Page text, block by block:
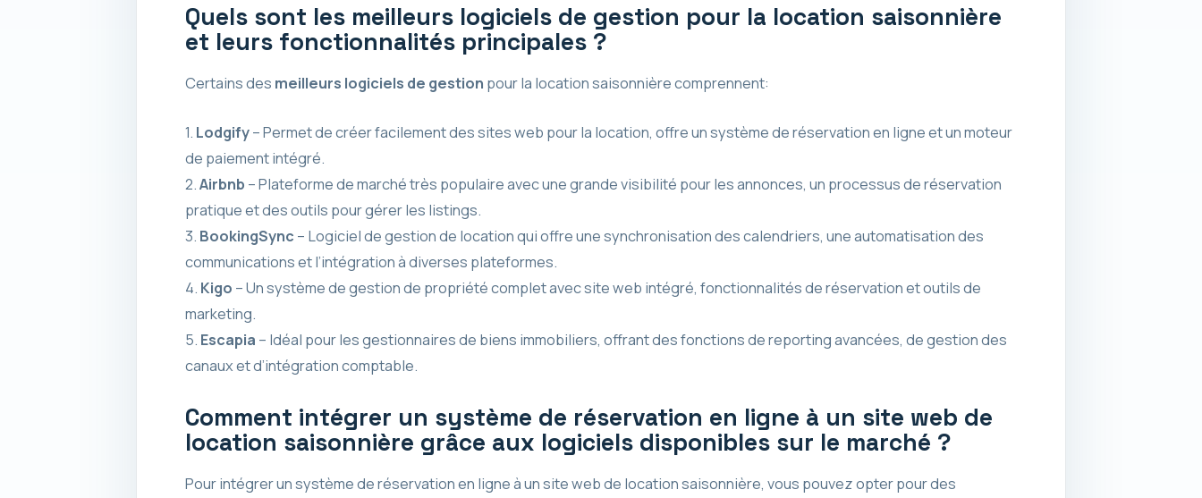
Quels sont les meilleurs logiciels de gestion pour la location saisonnière
et leurs fonctionnalités principales ?
Certains des meilleurs logiciels de gestion pour la location saisonnière comprennent:
1. Lodgify– Permet de créer facilement des sites web pour la location, offre un système de réservation en ligne et un moteur
de paiement intégré.
2.Airbnb – Plateforme de marché très populaire avec une grande visibilité pour les annonces, un processus de réservation
pratique et des outils pour gérer les listings.
3. BookingSync – Logiciel de gestion de location qui offre une synchronisation des calendriers, une automatisation des
communications et l’intégration à diverses plateformes.
4. Kigo – Un système de gestion de propriété complet avec site web intégré, fonctionnalités de réservation et outils de
marketing.
5. Escapia – Idéal pour les gestionnaires de biens immobiliers, offrant des fonctions de reporting avancées, de gestion des
canaux et d’intégration comptable.
Comment intégrer un système de réservation en ligne à un site web de
location saisonnière grâce aux logiciels disponibles sur le marché ?
Pour intégrer un système de réservation en ligne à un site web de location saisonnière, vous pouvez opter pour des